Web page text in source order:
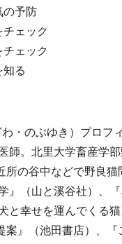
の予防
ェック
ェック
る
・のぶゆき）プロフ
師。北里大学畜産学
所の谷中などで野良
』（山と溪谷社）、
と幸せを運んでくる
案』（池田書店）、